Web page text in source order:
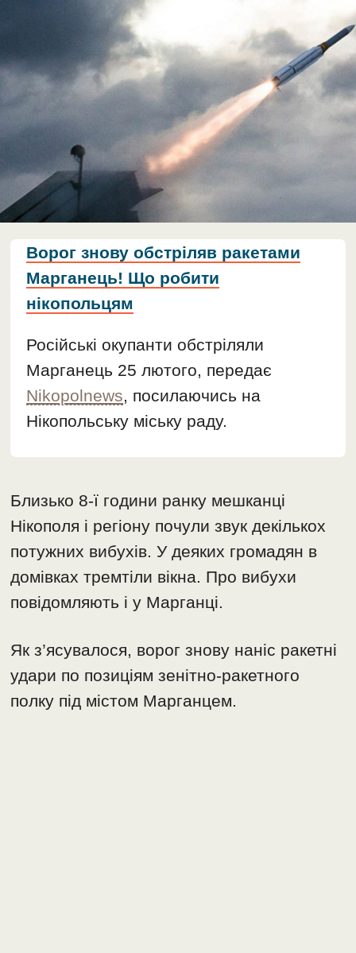
Ворог знову обстріляв ракетами
Марганець! Що робити
нікопольцям
Російські окупанти обстріляли
Марганець 25 лютого, передає
Nikopolnews, посилаючись на
Нікопольську міську раду.
Близько 8-ї години ранку мешканці
Нікополя і регіону почули звук декількох
потужних вибухів. У деяких громадян в
домівках тремтіли вікна. Про вибухи
повідомляють і у Марганці.
Як з’ясувалося, ворог знову наніс ракетні
удари по позиціям зенітно-ракетного
полку під містом Марганцем.